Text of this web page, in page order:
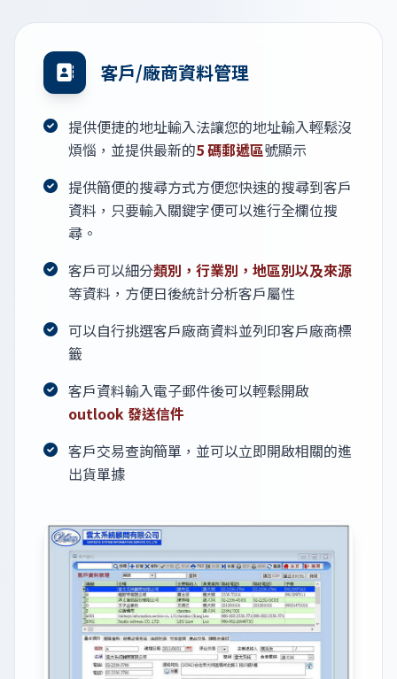
客戶/廠商資料管理
提供便捷的地址輸入法讓您的地址輸入輕鬆沒
煩惱，並提供最新的5 碼郵遞區號顯示
提供簡便的搜尋方式方便您快速的搜尋到客戶
資料，只要輸入關鍵字便可以進行全欄位搜
尋。
客戶可以細分類別，行業別，地區別以及來源
等資料，方便日後統計分析客戶屬性
可以自行挑選客戶廠商資料並列印客戶廠商標
籤
客戶資料輸入電子郵件後可以輕鬆開啟
outlook 發送信件
客戶交易查詢簡單，並可以立即開啟相關的進
出貨單據